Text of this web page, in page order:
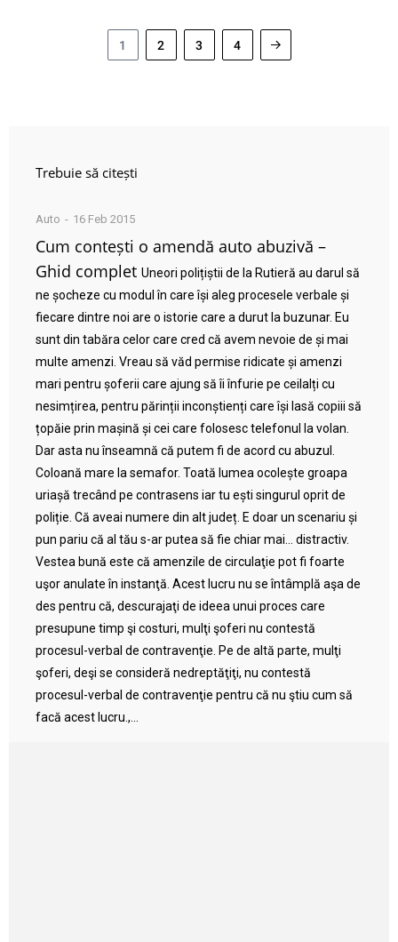
1 2 3 4
Trebuie să citești
Auto 16 Feb 2015
Cum contești o amendă auto abuzivă –
Ghid complet Uneori polițiștii de la Rutieră au darul să
ne șocheze cu modul în care își aleg procesele verbale și
fiecare dintre noi are o istorie care a durut la buzunar. Eu
sunt din tabăra celor care cred că avem nevoie de și mai
multe amenzi. Vreau să văd permise ridicate și amenzi
mari pentru șoferii care ajung să îi înfurie pe ceilalți cu
nesimțirea, pentru părinții inconștienți care își lasă copiii să
țopăie prin mașină și cei care folosesc telefonul la volan.
Dar asta nu înseamnă că putem fi de acord cu abuzul.
Coloană mare la semafor. Toată lumea ocolește groapa
uriașă trecând pe contrasens iar tu ești singurul oprit de
poliție. Că aveai numere din alt județ. E doar un scenariu și
pun pariu că al tău s-ar putea să fie chiar mai… distractiv.
Vestea bună este că amenzile de circulaţie pot fi foarte
uşor anulate în instanţă. Acest lucru nu se întâmplă aşa de
des pentru că, descurajaţi de ideea unui proces care
presupune timp şi costuri, mulţi şoferi nu contestă
procesul-verbal de contravenţie. Pe de altă parte, mulţi
şoferi, deşi se consideră nedreptăţiţi, nu contestă
procesul-verbal de contravenţie pentru că nu ştiu cum să
facă acest lucru.,...